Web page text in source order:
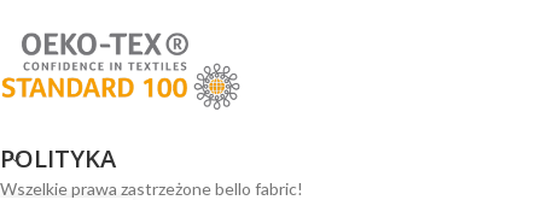
POLITYKA
Wszelkie prawa zastrzeżone bello fabric!